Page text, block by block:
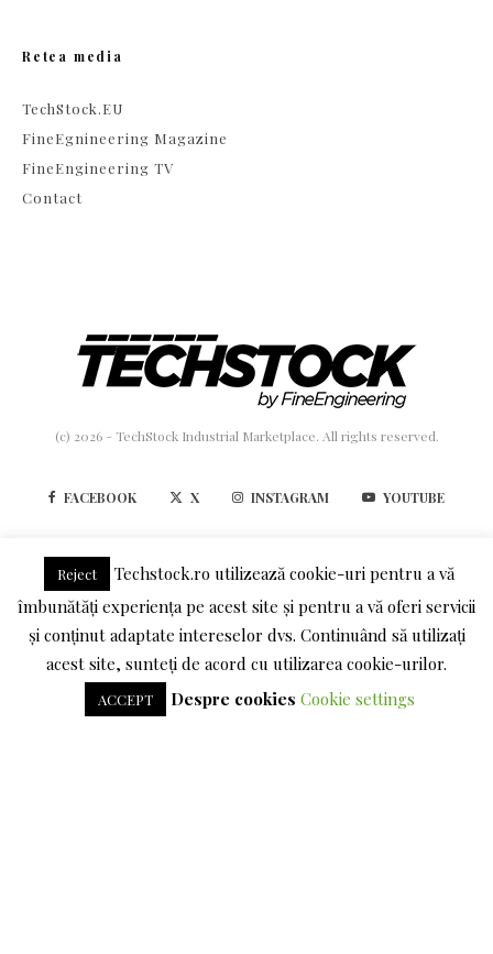
Retea media
TechStock.EU
FineEgnineering Magazine
FineEngineering TV
Contact
(c) 2026 - TechStock Industrial Marketplace. All rights reserved.
FACEBOOK X INSTAGRAM YOUTUBE
LINKEDIN
TERMENI SI CONDITII POLITICA DE CONFIDENTIALITATE
DESPRE COOKIES
Reject
Techstock.ro utilizează cookie-uri pentru a vă
îmbunătăți experiența pe acest site și pentru a vă oferi servicii
și conținut adaptate intereselor dvs. Continuând să utilizați
acest site, sunteți de acord cu utilizarea cookie-urilor.
ACCEPT Despre cookies Cookie settings